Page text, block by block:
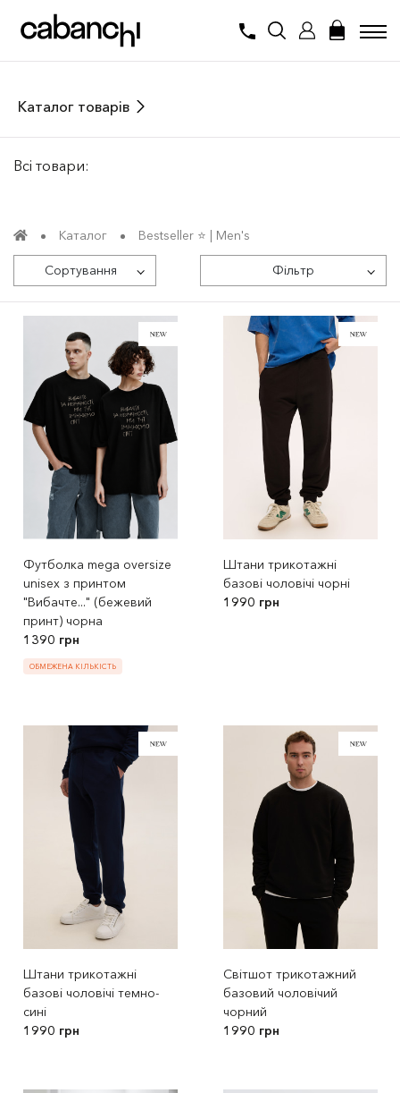
Каталог товарів
Всі товари:
Каталог Bestseller ⭐️ | Men's
Сортування Фільтр
Футболка mega oversize
unisex з принтом
"Вибачте..." (бежевий
принт) чорна
1390 грн
ОБМЕЖЕНА КІЛЬКІСТЬ
Штани трикотажні
базові чоловічі чорні
1990 грн
Штани трикотажні
базові чоловічі темно-
сині
1990 грн
Світшот трикотажний
базовий чоловічий
чорний
1990 грн